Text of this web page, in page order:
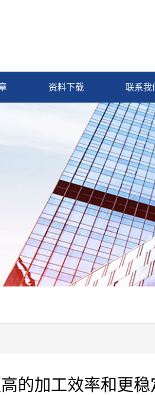
资料下载 联系我
的加工效率和更